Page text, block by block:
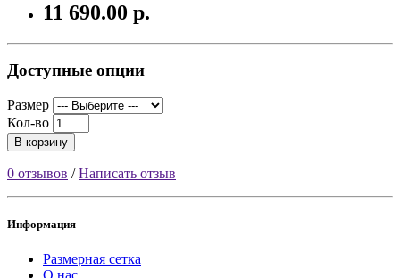
11 690.00 р.
Доступные опции
Размер
Кол-во
В корзину
0 отзывов /Написать отзыв
Информация
Размерная сетка